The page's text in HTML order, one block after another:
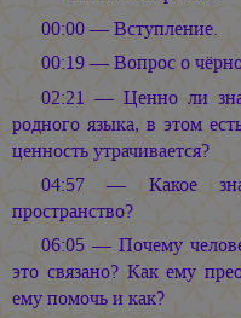
00:00 — Вступление.
00:19 — Вопрос о
02:21 — Ценно ли
родного языка, в этом
ценность утрачивается?
04:57 — Какое
пространство?
06:05 — Почему
это связано? Как ему
ему помочь и как?